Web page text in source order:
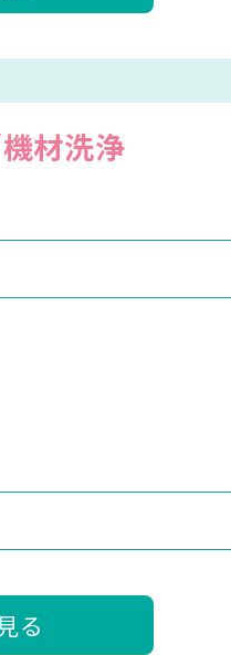
材洗浄
る